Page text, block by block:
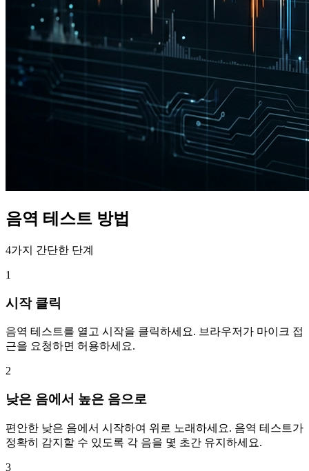
음역 테스트 방법
4가지 간단한 단계
1
시작 클릭
음역 테스트를 열고 시작을 클릭하세요. 브라우저가 마이크 접
근을 요청하면 허용하세요.
2
낮은 음에서 높은 음으로
편안한 낮은 음에서 시작하여 위로 노래하세요. 음역 테스트가
정확히 감지할 수 있도록 각 음을 몇 초간 유지하세요.
3